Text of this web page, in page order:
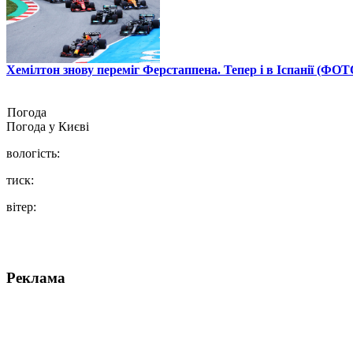
Хемілтон знову переміг Ферстаппена. Тепер і в Іспанії
Погода
Погода у Києві
вологість:
тиск:
вітер:
Реклама